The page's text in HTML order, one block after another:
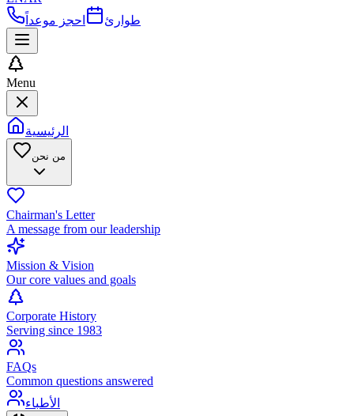
طوارئ
احجز موعداً
Menu
الرئيسية
من نحن
Chairman's Letter
A message from our leadership
Mission & Vision
Our core values and goals
Corporate History
Serving since 1983
FAQs
Common questions answered
الأطباء